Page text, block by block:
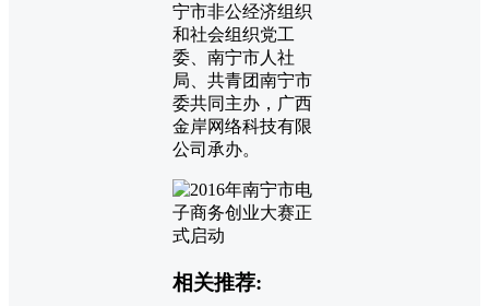
宁市非公经济组织
和社会组织党工
委、南宁市人社
局、共青团南宁市
委共同主办，广西
金岸网络科技有限
公司承办。
相关推荐: